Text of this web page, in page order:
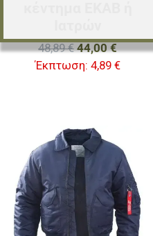
48,89 € 44,00 €
Έκπτωση: 4,89 €